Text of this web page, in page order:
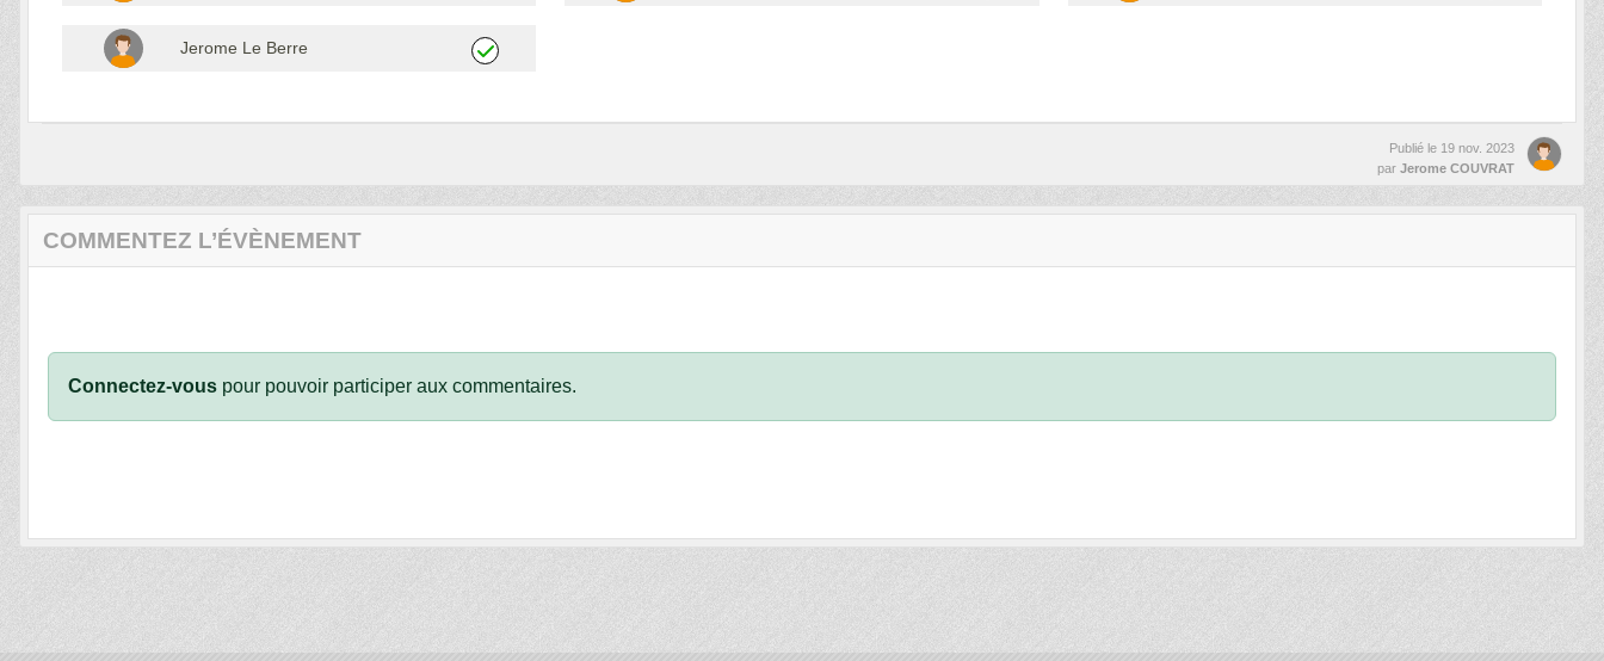
Jerome Le Berre
Publié le 19 nov. 2023
par Jerome COUVRAT
COMMENTEZ L’ÉVÈNEMENT
Connectez-vous pour pouvoir participer aux commentaires.